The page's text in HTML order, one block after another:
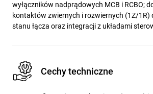
wyłączników nadprądowych MCB i RCBO;
kontaktów zwiernych i rozwiernych (1Z/1R)
stanu łącza oraz integracji z układami
Cechy techniczne